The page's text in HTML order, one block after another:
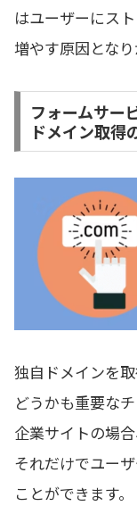
はユーザーにス
増やす原因となり
フォームサー
ドメイン取得
独自ドメインを
どうかも重要な
企業サイトの場
それだけでユー
ことができます。